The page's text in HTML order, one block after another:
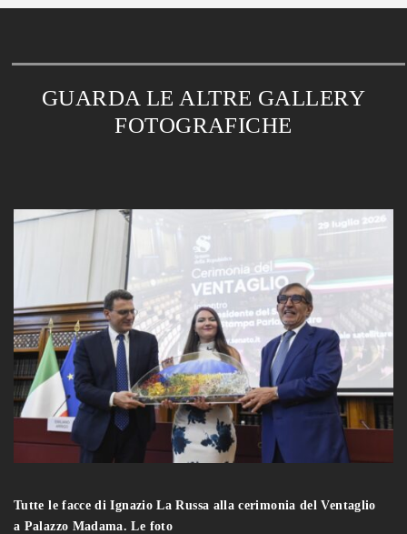
GUARDA LE ALTRE GALLERY
FOTOGRAFICHE
Tutte le facce di Ignazio La Russa alla cerimonia del Ventaglio
a Palazzo Madama. Le foto